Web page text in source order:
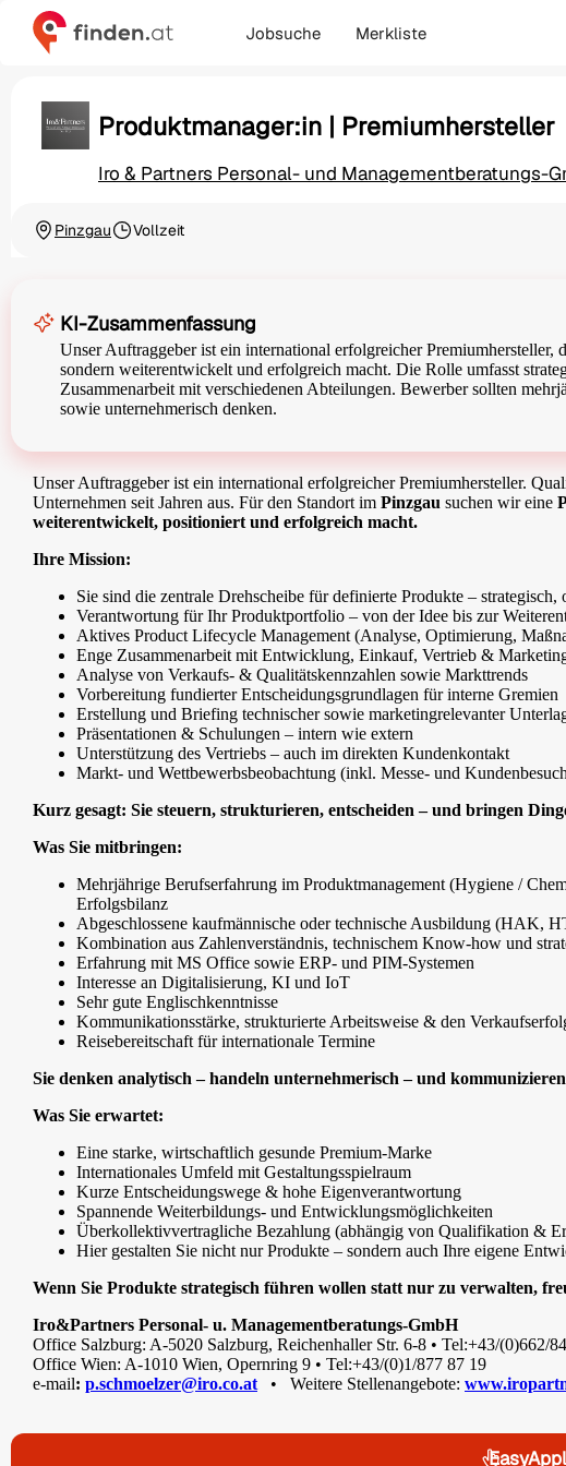
Jobsuche Merkliste
Produktmanager:in | Premiumhersteller
Iro & Partners Personal- und Managementberatungs-
Ortschaft
PinzgauBeschäftigungsart
Vollzeit
KI-Zusammenfassung
Unser Auftraggeber ist ein international erfolgreicher
sondern weiterentwickelt und erfolgreich macht. Die Rolle umfasst
Zusammenarbeit mit verschiedenen Abteilungen. Bewerber sollten
sowie unternehmerisch denken.
Unser Auftraggeber ist ein international erfolgreicher Premiumhersteller.
Unternehmen seit Jahren aus. Für den Standort im Pinzgau suchen wir eine
weiterentwickelt, positioniert und erfolgreich macht.
Ihre Mission:
Sie sind die zentrale Drehscheibe für definierte Produkte –
Verantwortung für Ihr Produktportfolio – von der Idee bis zur
Aktives Product Lifecycle Management (Analyse, Optimierung,
Enge Zusammenarbeit mit Entwicklung, Einkauf, Vertrieb &
Analyse von Verkaufs- & Qualitätskennzahlen sowie Markttrends
Vorbereitung fundierter Entscheidungsgrundlagen für interne Gremien
Erstellung und Briefing technischer sowie marketingrelevanter
Präsentationen & Schulungen – intern wie extern
Unterstützung des Vertriebs – auch im direkten Kundenkontakt
Markt- und Wettbewerbsbeobachtung (inkl. Messe- und
Kurz gesagt: Sie steuern, strukturieren, entscheiden – und bringen
Was Sie mitbringen:
Mehrjährige Berufserfahrung im Produktmanagement (Hygiene /
Erfolgsbilanz
Abgeschlossene kaufmännische oder technische Ausbildung (HAK,
Kombination aus Zahlenverständnis, technischem Know-how und
Erfahrung mit MS Office sowie ERP- und PIM-Systemen
Interesse an Digitalisierung, KI und IoT
Sehr gute Englischkenntnisse
Kommunikationsstärke, strukturierte Arbeitsweise & den
Reisebereitschaft für internationale Termine
Sie denken analytisch – handeln unternehmerisch – und
Was Sie erwartet:
Eine starke, wirtschaftlich gesunde Premium-Marke
Internationales Umfeld mit Gestaltungsspielraum
Kurze Entscheidungswege & hohe Eigenverantwortung
Spannende Weiterbildungs- und Entwicklungsmöglichkeiten
Überkollektivvertragliche Bezahlung (abhängig von Qualifikation &
Hier gestalten Sie nicht nur Produkte – sondern auch Ihre eigene
Wenn Sie Produkte strategisch führen wollen statt nur zu verwalten,
Iro&Partners Personal- u. Managementberatungs-GmbH
Office Salzburg: A-5020 Salzburg, Reichenhaller Str. 6-8 • Tel:+43/(0)662/
Office Wien: A-1010 Wien, Opernring 9 • Tel:+43/(0)1/877 87 19
e-mail: p.schmoelzer@iro.co.at • Weitere Stellenangebote: